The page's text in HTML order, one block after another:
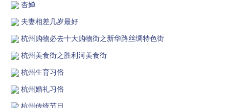
杏婵
夫妻相差几岁最好
杭州购物必去十大购物街之新华路丝绸特色街
杭州美食街之胜利河美食街
杭州生育习俗
杭州婚礼习俗
杭州传统节日